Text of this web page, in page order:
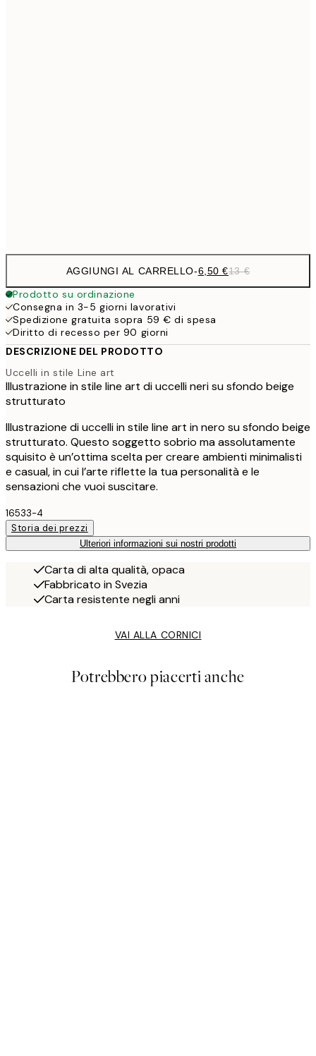
AGGIUNGI AL CARRELLO-6,50 €13 €
Prodotto su ordinazione
Consegna in 3-5 giorni lavorativi
Spedizione gratuita sopra 59 € di spesa
Diritto di recesso per 90 giorni
DESCRIZIONE DEL PRODOTTO
Uccelli in stile Line art
Illustrazione in stile line art di uccelli neri su sfondo beige
strutturato
Illustrazione di uccelli in stile line art in nero su sfondo beige
strutturato. Questo soggetto sobrio ma assolutamente
squisito è un’ottima scelta per creare ambienti minimalisti
e casual, in cui l’arte riflette la tua personalità e le
sensazioni che vuoi suscitare.
16533-4
Storia dei prezzi
Ulteriori informazioni sui nostri prodotti
Carta di alta qualità, opaca
Fabbricato in Svezia
Carta resistente negli anni
VAI ALLA CORNICI
Potrebbero piacerti anche